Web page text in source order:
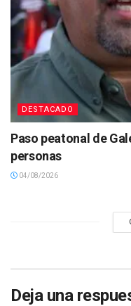
DESTACADO
Paso peatonal de
personas
04/08/2026
Deja una